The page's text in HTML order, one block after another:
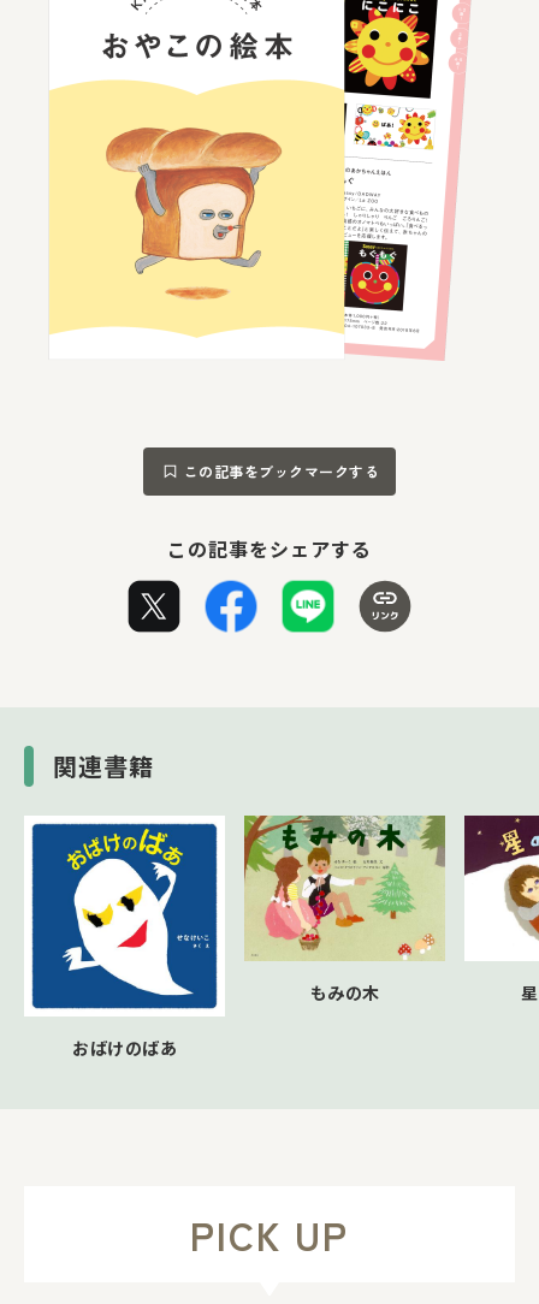
この記事をブックマークする
この記事をシェアする
関連書籍
おばけのばあ
もみの木
PICK UP